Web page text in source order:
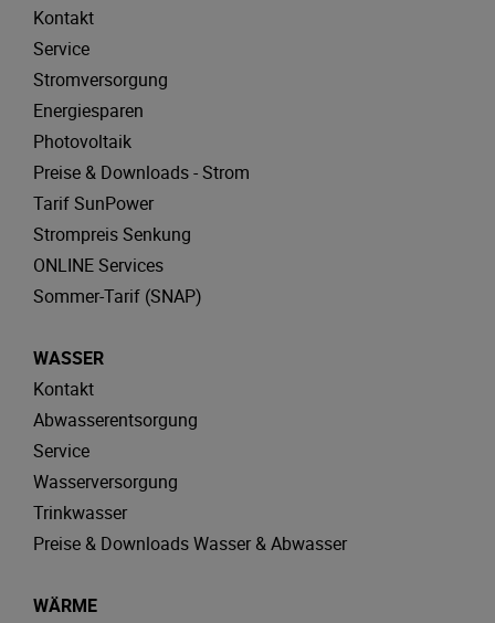
Kontakt
Service
Stromversorgung
Energiesparen
Photovoltaik
Preise & Downloads - Strom
Tarif SunPower
Strompreis Senkung
ONLINE Services
Sommer-Tarif (SNAP)
WASSER
Kontakt
Abwasserentsorgung
Service
Wasserversorgung
Trinkwasser
Preise & Downloads Wasser & Abwasser
WÄRME